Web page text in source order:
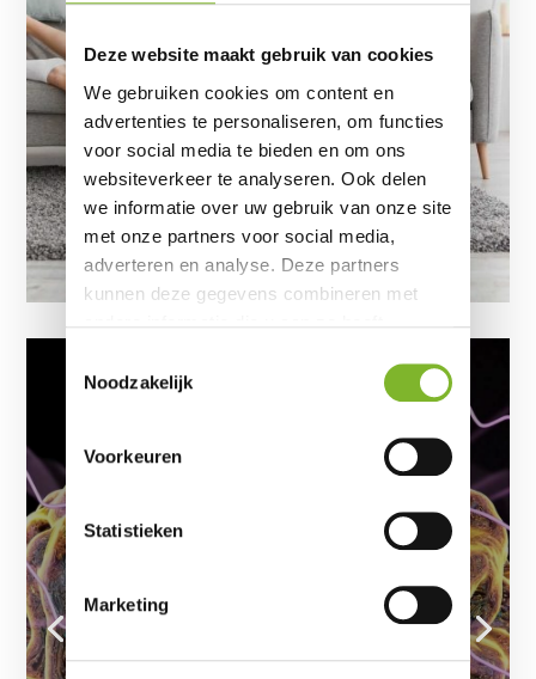
Deze website maakt gebruik van cookies
We gebruiken cookies om content en
advertenties te personaliseren, om functies
voor social media te bieden en om ons
websiteverkeer te analyseren. Ook delen
we informatie over uw gebruik van onze site
met onze partners voor social media,
adverteren en analyse. Deze partners
kunnen deze gegevens combineren met
basis van uw gebruik van hun services.
Noodzakelijk
Voorkeuren
Statistieken
Marketing
slaapproblemen: deelnemers
Onderzoek naar slaapproblemen:
deelnemers gezocht Het belang van
slaaponderzoek Onderzoek naar
Onder leiding van Prof. Eus van Someren